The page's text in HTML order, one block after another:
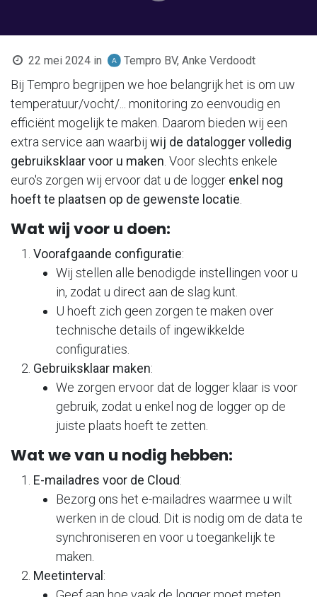
22 mei 2024 in Tempro BV, Anke Verdoodt
Bij Tempro begrijpen we hoe belangrijk het is om uw
temperatuur/vocht/... monitoring zo eenvoudig en
efficiënt mogelijk te maken. Daarom bieden wij een
extra service aan waarbij wij de datalogger volledig
gebruiksklaar voor u maken . Voor slechts enkele
euro's zorgen wij ervoor dat u de logger enkel nog
hoeft te plaatsen op de gewenste locatie
Wat wij voor u doen:
Voorafgaande configuratie:
Wij stellen alle benodigde instellingen voor u
in, zodat u direct aan de slag kunt.
U hoeft zich geen zorgen te maken over
technische details of ingewikkelde
configuraties.
Gebruiksklaar maken:
We zorgen ervoor dat de logger klaar is voor
gebruik, zodat u enkel nog de logger op de
juiste plaats hoeft te zetten.
Wat we van u nodig hebben:
E-mailadres voor de Cloud:
Bezorg ons het e-mailadres waarmee u wilt
werken in de cloud. Dit is nodig om de data te
synchroniseren en voor u toegankelijk te
maken.
Meetinterval: